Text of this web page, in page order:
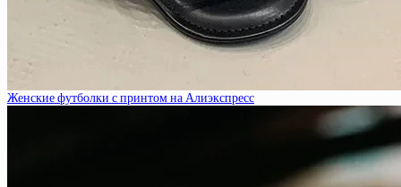
Женские футболки с принтом на Алиэкспресс